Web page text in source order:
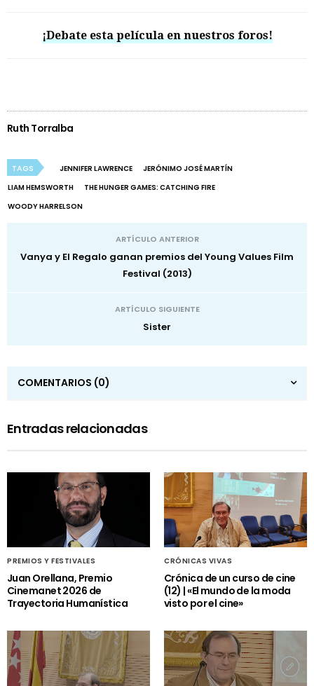
¡Debate esta película en nuestros foros!
Ruth Torralba
TAGS JENNIFER LAWRENCE
JERÓNIMO JOSÉ MARTÍN
LIAM HEMSWORTH
THE HUNGER GAMES: CATCHING FIRE
WOODY HARRELSON
ARTÍCULO ANTERIOR
Vanya y El Regalo ganan premios del Young Values Film
Festival (2013)
ARTÍCULO SIGUIENTE
Sister
COMENTARIOS (0)
Entradas relacionadas
PREMIOS Y FESTIVALES
Juan Orellana, Premio
Cinemanet 2026 de
Trayectoria Humanística
CRÓNICAS VIVAS
Crónica de un curso de cine
(12) | «El mundo de la moda
visto por el cine»